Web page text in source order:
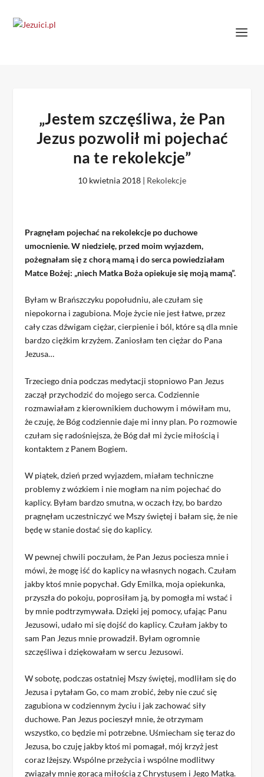
„Jestem szczęśliwa, że Pan
Jezus pozwolił mi pojechać
na te rekolekcje”
10 kwietnia 2018 | Rekolekcje
Pragnęłam pojechać na rekolekcje po duchowe
umocnienie. W niedzielę, przed moim wyjazdem,
pożegnałam się z chorą mamą i do serca powiedziałam
Matce Bożej: „niech Matka Boża opiekuje się moją mamą”.
Byłam w Brańszczyku popołudniu, ale czułam się
niepokorna i zagubiona. Moje życie nie jest łatwe, przez
cały czas dźwigam ciężar, cierpienie i ból, które są dla mnie
bardzo ciężkim krzyżem. Zaniosłam ten ciężar do Pana
Jezusa…
Trzeciego dnia podczas medytacji stopniowo Pan Jezus
zaczął przychodzić do mojego serca. Codziennie
rozmawiałam z kierownikiem duchowym i mówiłam mu,
że czuję, że Bóg codziennie daje mi inny plan. Po rozmowie
czułam się radośniejsza, że Bóg dał mi życie miłością i
kontaktem z Panem Bogiem.
W piątek, dzień przed wyjazdem, miałam techniczne
problemy z wózkiem i nie mogłam na nim pojechać do
kaplicy. Byłam bardzo smutna, w oczach łzy, bo bardzo
pragnęłam uczestniczyć we Mszy świętej i bałam się, że nie
będę w stanie dostać się do kaplicy.
W pewnej chwili poczułam, że Pan Jezus pociesza mnie i
mówi, że mogę iść do kaplicy na własnych nogach. Czułam
jakby ktoś mnie popychał. Gdy Emilka, moja opiekunka,
przyszła do pokoju, poprosiłam ją, by pomogła mi wstać i
by mnie podtrzymywała. Dzięki jej pomocy, ufając Panu
Jezusowi, udało mi się dojść do kaplicy. Czułam jakby to
sam Pan Jezus mnie prowadził. Byłam ogromnie
szczęśliwa i dziękowałam w sercu Jezusowi.
W sobotę, podczas ostatniej Mszy świętej, modliłam się do
Jezusa i pytałam Go, co mam zrobić, żeby nie czuć się
zagubiona w codziennym życiu i jak zachować siły
duchowe. Pan Jezus pocieszył mnie, że otrzymam
wszystko, co będzie mi potrzebne. Uśmiecham się teraz do
Jezusa, bo czuję jakby ktoś mi pomagał, mój krzyż jest
coraz lżejszy. Wspólne przeżycia i wspólne modlitwy
związały mnie gorącą miłością z Chrystusem i Jego Matką.